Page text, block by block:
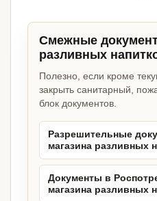
Смежные
разливных
Полезно, если кроме
закрыть санитарный,
блок документов.
Разрешительные
магазина разливных
Документы в
магазина разливных